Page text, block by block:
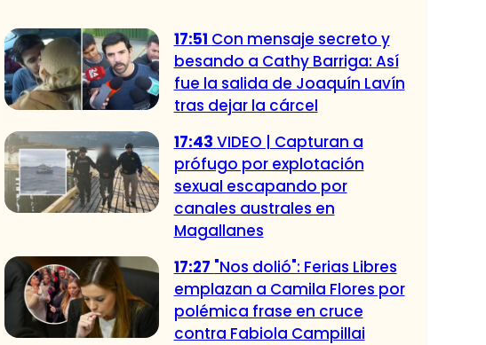
17:51 Con mensaje secreto y
besando a Cathy Barriga: Así
fue la salida de Joaquín Lavín
tras dejar la cárcel
17:43 VIDEO | Capturan a
prófugo por explotación
sexual escapando por
canales australes en
Magallanes
17:27 "Nos dolió": Ferias Libres
emplazan a Camila Flores por
polémica frase en cruce
contra Fabiola Campillai